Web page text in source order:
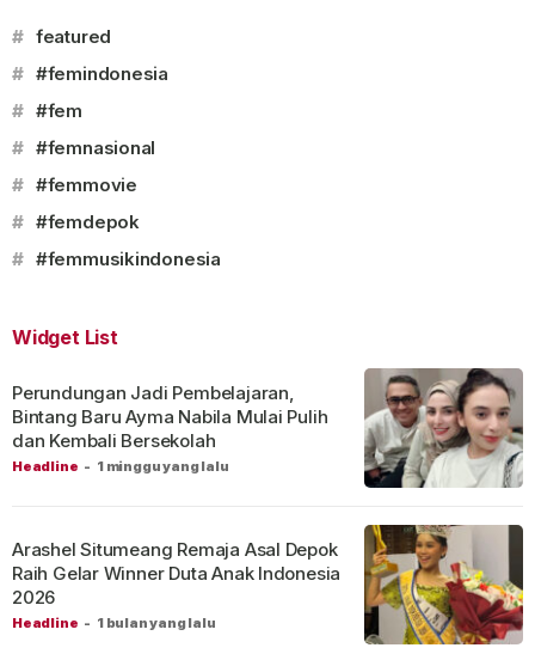
# featured
# #femindonesia
# #fem
# #femnasional
# #femmovie
# #femdepok
# #femmusikindonesia
Widget List
Headline - 1 minggu yang lalu
Perundungan Jadi Pembelajaran,
Bintang Baru Ayma Nabila Mulai Pulih
dan Kembali Bersekolah
Headline - 1 bulan yang lalu
Arashel Situmeang Remaja Asal Depok
Raih Gelar Winner Duta Anak Indonesia
2026